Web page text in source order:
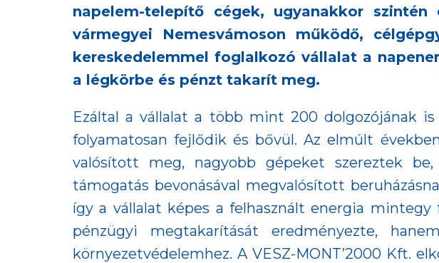
napelem-telepítő cégek, ugyanakkor szintén
vármegyei Nemesvámoson működő,
kereskedelemmel foglalkozó vállalat a
a légkörbe és pénzt takarít meg.
Ezáltal a vállalat a több mint 200 dolgozójának
folyamatosan fejlődik és bővül.Az elmúlt
valósított meg, nagyobb gépeket szereztek
támogatás bevonásával megvalósított
így a vállalat képes a felhasznált energia
pénzügyi megtakarítását eredményezte,
környezetvédelemhez.A VESZ-MONT’2000 Kft.